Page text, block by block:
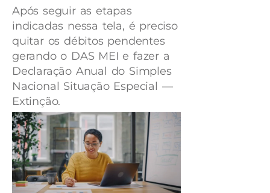
Após seguir as etapas
indicadas nessa tela, é preciso
quitar os débitos pendentes
gerando o DAS MEI e fazer a
Declaração Anual do Simples
Nacional Situação Especial —
Extinção.